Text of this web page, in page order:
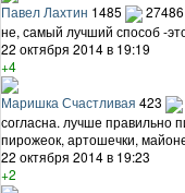
Павел Лахтин 1485
27486
не, самый лучший способ -
22 октября 2014 в 19:19
+4
Маришка Счастливая 423
согласна. лучше правильно
пирожеок, артошечки,
22 октября 2014 в 19:23
+2